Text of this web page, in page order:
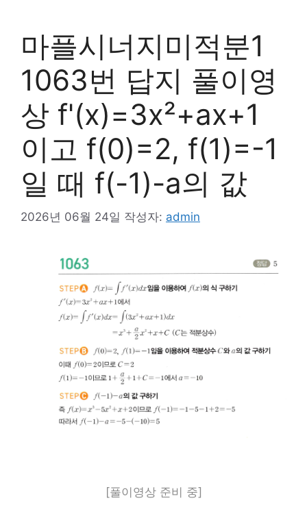
마플시너지미적분1
1063번 답지 풀이영
상 f'(x)=3x²+ax+1
이고 f(0)=2, f(1)=-1
일 때 f(-1)-a의 값
2026년 06월 24일 작성자: admin
[풀이영상 준비 중]